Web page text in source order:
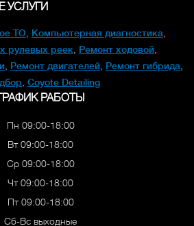
УСЛУГИ
ТО Компьютерная диагностика
рулевых реек
Ремонт ходовой
Ремонт двигателей Ремонт гибрида
Coyote Detailing
РАБОТЫ
Пн 09:00-18:00
Вт 09:00-18:00
Ср 09:00-18:00
Чт 09:00-18:00
Пт 09:00-18:00
Сб-Вс выходные